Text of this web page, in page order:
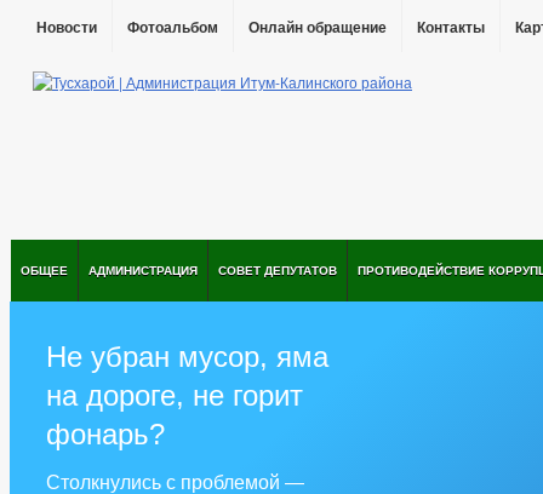
Новости Фотоальбом Онлайн обращение Контакты
ОБЩЕЕ АДМИНИСТРАЦИЯ СОВЕТ ДЕПУТАТОВ ПРОТИВОДЕЙСТВИЕ
Не убран мусор, яма
на дороге, не горит
фонарь?
Столкнулись с проблемой —